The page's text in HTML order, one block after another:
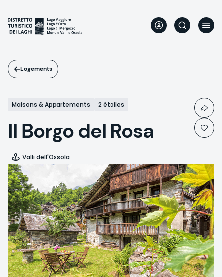
contenu
principal
Logements
Maisons & Appartements 2 étoiles
Il Borgo del Rosa
Valli dell'Ossola